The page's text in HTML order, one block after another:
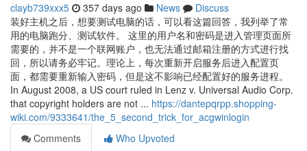
clayb739xxx5 357 days ago News
Discuss
装好主机之后，想要测试电脑的话，可以看这篇回答，我列举了常
用的电脑跑分、测试软件。 这里的用户名和密码是进入管理页面所
需要的，并不是一个联网账户，也无法通过邮箱注册的方式进行找
回，所以请务必牢记。理论上，每次重新开启服务后进入配置页
面，都需要重新输入密码，但是这不影响已经配置好的服务进程。
In August 2008, a US court ruled in Lenz v. Universal Audio Corp.
that copyright holders are not ... https://dantepqrpp.shopping-
wiki.com/9333641/the_5_second_trick_for_acgwinlogin
Comments
Who Upvoted